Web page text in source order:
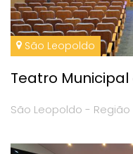
São Leopoldo
Teatro
São Leopoldo -